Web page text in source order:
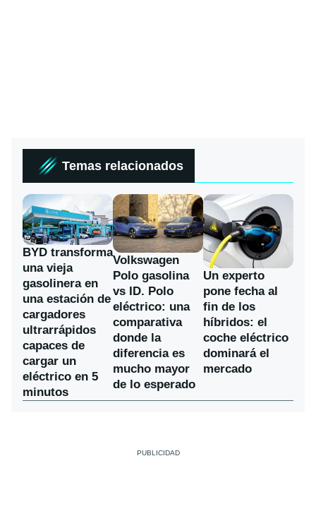
Temas relacionados
BYD transforma
una vieja
gasolinera en
una estación de
cargadores
ultrarrápidos
capaces de
cargar un
eléctrico en 5
minutos
Volkswagen
Polo gasolina
vs ID. Polo
eléctrico: una
comparativa
donde la
diferencia es
mucho mayor
de lo esperado
Un experto
pone fecha al
fin de los
híbridos: el
coche eléctrico
dominará el
mercado